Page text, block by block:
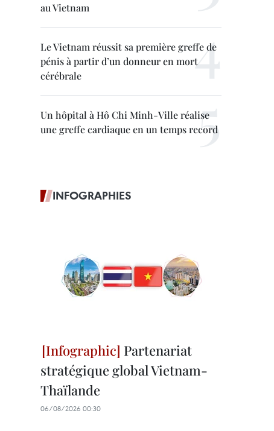
au Vietnam
Le Vietnam réussit sa première greffe de
pénis à partir d’un donneur en mort
cérébrale
Un hôpital à Hô Chi Minh-Ville réalise
une greffe cardiaque en un temps record
INFOGRAPHIES
Partenariat
stratégique global Vietnam-
Thaïlande
06/08/2026 00:30